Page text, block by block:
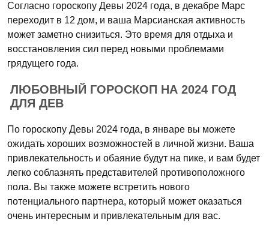
Согласно гороскопу Девы 2024 года, в декабре Марс
переходит в 12 дом, и ваша Марсианская активность
может заметно снизиться. Это время для отдыха и
восстановления сил перед новыми проблемами
грядущего года.
ЛЮБОВНЫЙ ГОРОСКОП НА 2024 ГОД
ДЛЯ ДЕВ
По гороскопу Девы 2024 года, в январе вы можете
ожидать хороших возможностей в личной жизни. Ваша
привлекательность и обаяние будут на пике, и вам будет
легко соблазнять представителей противоположного
пола. Вы также можете встретить нового
потенциального партнера, который может оказаться
очень интересным и привлекательным для вас.